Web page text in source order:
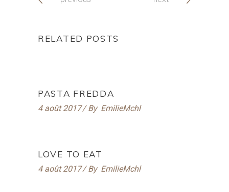
RELATED POSTS
PASTA FREDDA
4 août 2017 By EmilieMchl
LOVE TO EAT
4 août 2017 By EmilieMchl